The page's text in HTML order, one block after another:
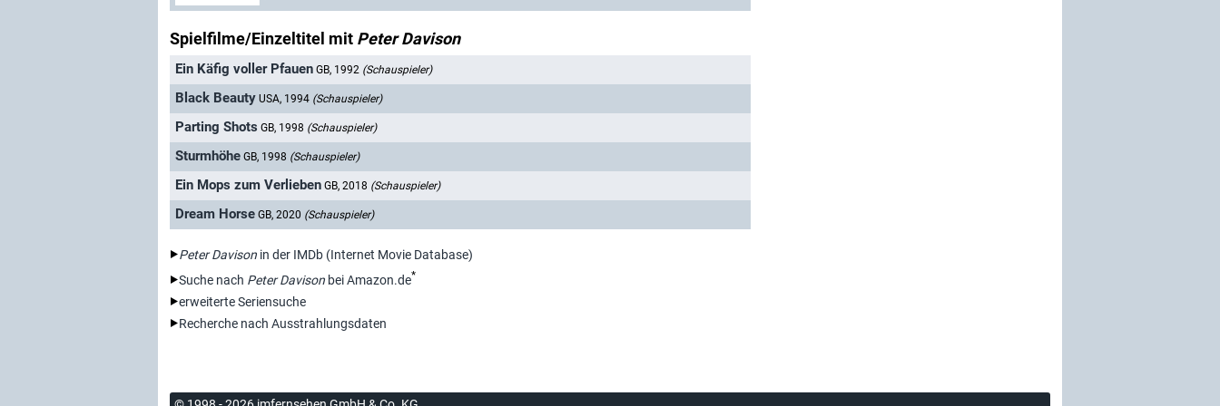
Spielfilme/Einzeltitel mit Peter Davison
Ein Käfig voller Pfauen GB, 1992 (Schauspieler)
Black Beauty USA, 1994 (Schauspieler)
Parting Shots GB, 1998 (Schauspieler)
Sturmhöhe GB, 1998 (Schauspieler)
Ein Mops zum Verlieben GB, 2018 (Schauspieler)
Dream Horse GB, 2020 (Schauspieler)
Peter Davison in der IMDb (Internet Movie Database)
Suche nach Peter Davison bei Amazon.de*
erweiterte Seriensuche
Recherche nach Ausstrahlungsdaten